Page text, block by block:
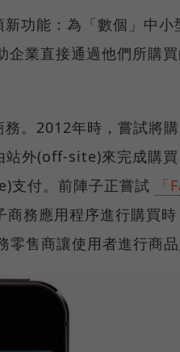
功能：為「數個」中小
業直接通過他們所購
。2012年時，嘗試將
外(off-site)來完成購買
支付。前陣子正嘗試
商務應用程序進行購買
售商讓使用者進行商品